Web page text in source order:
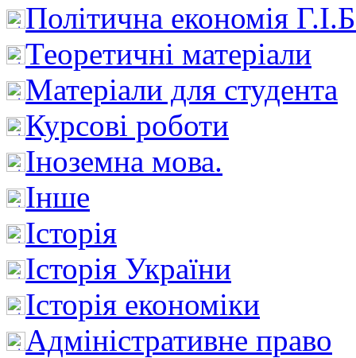
Політична економія
Теоретичні матеріали
Матеріали для студента
Курсові роботи
Іноземна мова.
Інше
Історія
Історія України
Історія економіки
Адміністративне право